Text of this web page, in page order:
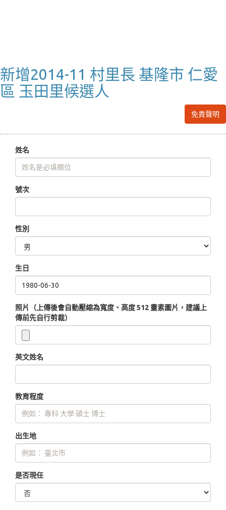
新增2014-11 村里長 基隆市 仁愛
區 玉田里候選人
免責聲明
姓名
號次
性別
生日
照片（上傳後會自動壓縮為寬度、高度 512 畫素圖片，建議上
傳前先自行剪裁）
英文姓名
教育程度
出生地
是否現任